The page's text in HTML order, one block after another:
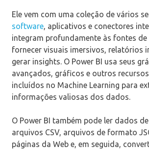
Ele vem com uma coleção de vários
software , aplicativos e conectores
integram profundamente às fontes
fornecer visuais imersivos, relatórios
gerar insights. O Power BI usa seus
avançados, gráficos e outros
incluídos no Machine Learning para
informações valiosas dos dados.
O Power BI também pode ler dados de
arquivos CSV, arquivos de formato
páginas da Web e, em seguida,